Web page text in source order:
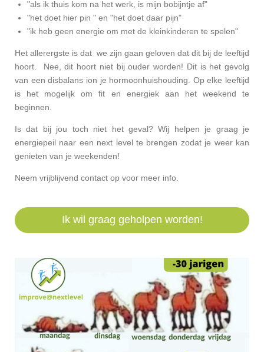
"als ik thuis kom na het werk, is mijn bobijntje af"
"het doet hier pin " en "het doet daar pijn"
"ik heb geen energie om met de kleinkinderen te spelen"
Het allerergste is dat we zijn gaan geloven dat dit bij de leeftijd
hoort. Nee, dit hoort niet bij ouder worden! Dit is het gevolg
van een disbalans ion je hormoonhuishouding. Op elke leeftijd
is het mogelijk om fit en energiek aan het weekend te
beginnen.
Is dat bij jou toch niet het geval? Wij helpen je graag je
energiepeil naar een next level te brengen zodat je weer kan
genieten van je weekenden!
Neem vrijblijvend contact op voor meer info.
Ik wil graag geholpen worden!